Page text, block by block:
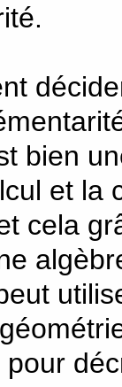
bien
et la
cela